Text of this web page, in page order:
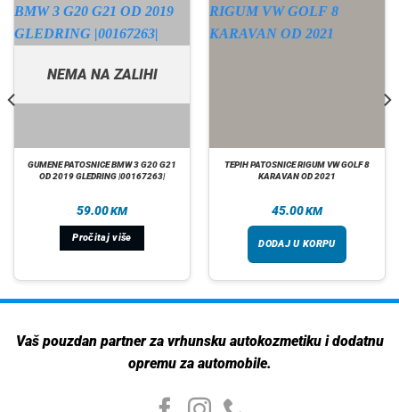
NEMA NA ZALIHI
GUMENE PATOSNICE BMW 3 G20 G21
OD 2019 GLEDRING |00167263|
59.00KM
Pročitaj više
TEPIH PATOSNICE RIGUM VW GOLF 8
KARAVAN OD 2021
45.00KM
DODAJ U KORPU
Vaš pouzdan partner za vrhunsku autokozmetiku i dodatnu
opremu za automobile.